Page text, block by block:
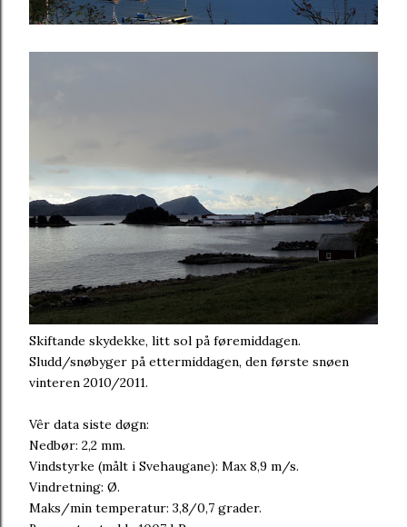
Skiftande skydekke, litt sol på føremiddagen.
Sludd/snøbyger på ettermiddagen, den første snøen
vinteren 2010/2011.
Vêr data siste døgn:
Nedbør: 2,2 mm.
Vindstyrke (målt i Svehaugane): Max 8,9 m/s.
Vindretning: Ø.
Maks/min temperatur: 3,8/0,7 grader.